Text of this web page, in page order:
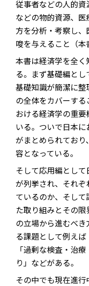
従事者などの人的
などの物的資源、
方を分析・考察し
唆を与えること（本
本書は経済学を全
る。まず基礎編と
基礎知識が簡潔に
の全体をカバーす
おける経済学の重
いる。ついで日本
がまとめられてお
容となっている。
そして応用編とし
が列挙され、それ
ているのか、そし
た取り組みとその
の立場から進むべ
る課題として例えば
「過剰な検査・治
り」などがある。
その中でも現在進